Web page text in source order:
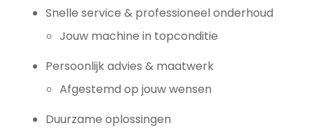
Snelle service & professioneel onderhoud
Jouw machine in topconditie
Persoonlijk advies & maatwerk
Afgestemd op jouw wensen
Duurzame oplossingen